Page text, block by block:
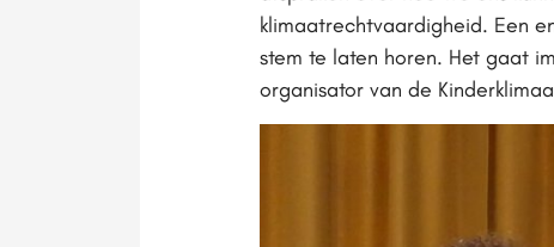
klimaatrechtvaardigheid. Een
stem te laten horen. Het gaat
organisator van de